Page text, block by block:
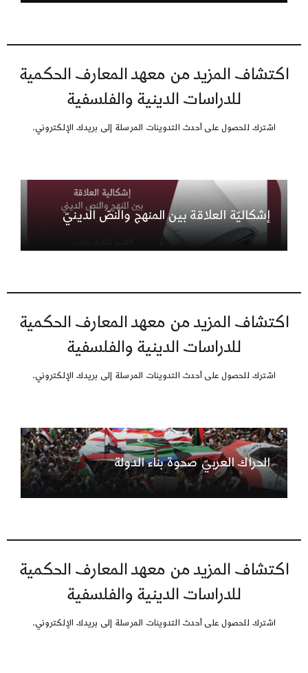
اكتشاف المزيد من معهد المعارف الحكمية
للدراسات الدينية والفلسفية
اشترك للحصول على أحدث التدوينات المرسلة إلى بريدك الإلكتروني.
إشكاليّة العلاقة بين المنهج والنصّ الدينيّ
اكتشاف المزيد من معهد المعارف الحكمية
للدراسات الدينية والفلسفية
اشترك للحصول على أحدث التدوينات المرسلة إلى بريدك الإلكتروني.
الحراك العربيّ صحوة بناء الدولة
اكتشاف المزيد من معهد المعارف الحكمية
للدراسات الدينية والفلسفية
اشترك للحصول على أحدث التدوينات المرسلة إلى بريدك الإلكتروني.